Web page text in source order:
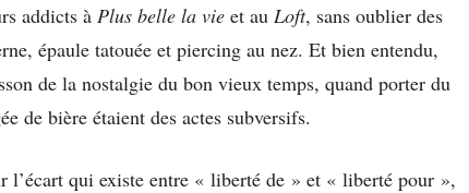
addicts à Plus belle la vie et au Loft, sans oublier des
épaule tatouée et piercing au nez. Et bien entendu,
de la nostalgie du bon vieux temps, quand porter du
de bière étaient des actes subversifs.
l’écart qui existe entre « liberté de » et « liberté pour »,